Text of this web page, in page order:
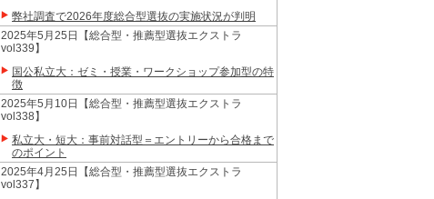
弊社調査で2026年度総合型選抜の実施状況が判明
2025年5月25日【総合型・推薦型選抜エクストラ
vol339】
国公私立大：ゼミ・授業・ワークショップ参加型の特
徴
2025年5月10日【総合型・推薦型選抜エクストラ
vol338】
私立大・短大：事前対話型＝エントリーから合格まで
のポイント
2025年4月25日【総合型・推薦型選抜エクストラ
vol337】